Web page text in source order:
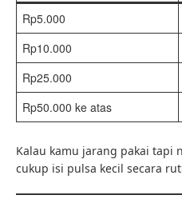
Rp5.000
Rp10.000
Rp25.000
Rp50.000 ke atas
Kalau kamu jarang pakai tapi
cukup isi pulsa kecil secara